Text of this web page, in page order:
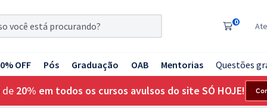
0
OFF Pós Graduação OAB Mentorias Questões
de 20% em todos os cursos avulsos do site SÓ HOJE!